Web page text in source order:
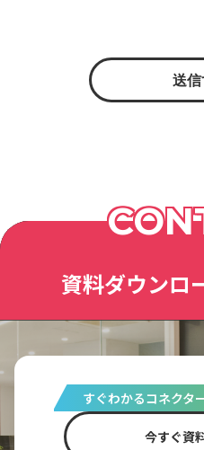
送信
資料ダウンロ
すぐわかるコネクタ
今すぐ資